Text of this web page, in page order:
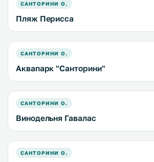
САНТОРИНИ О.
Пляж Перисса
САНТОРИНИ О.
Аквапарк "Санторини"
САНТОРИНИ О.
Винодельня Гавалас
САНТОРИНИ О.